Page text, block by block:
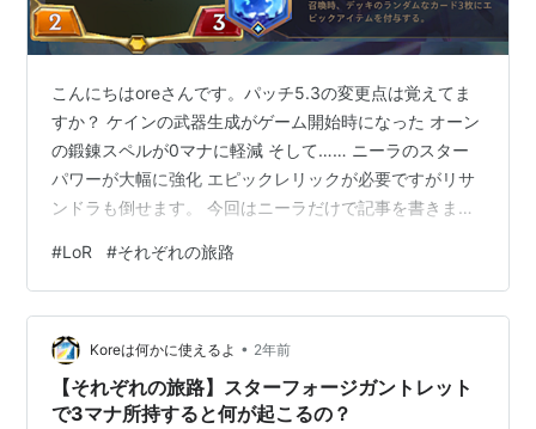
こんにちはoreさんです。パッチ5.3の変更点は覚えてま
すか？ ケインの武器生成がゲーム開始時になった オーン
の鍛錬スペルが0マナに軽減 そして…… ニーラのスター
パワーが大幅に強化 エピックレリックが必要ですがリサ
ンドラも倒せます。 今回はニーラだけで記事を書きまし
使い方 ハサミとこだまの比較 その他 プレイ動画 (VSリサ
ンドラマップ) これを読めば皆さんもニーラを使いたくな
るはず！
#LoR #それぞれの旅路
Koreは何かに使えるよ • 2年前
【それぞれの旅路】スターフォージガントレット
で3マナ所持すると何が起こるの？